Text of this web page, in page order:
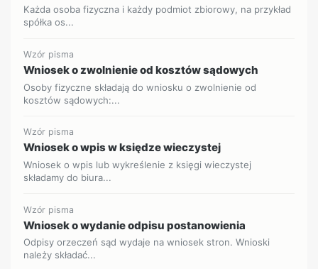
Każda osoba fizyczna i każdy podmiot zbiorowy, na przykład
spółka os...
Wzór pisma
Wniosek o zwolnienie od kosztów sądowych
Osoby fizyczne składają do wniosku o zwolnienie od
kosztów sądowych:...
Wzór pisma
Wniosek o wpis w księdze wieczystej
Wniosek o wpis lub wykreślenie z księgi wieczystej
składamy do biura...
Wzór pisma
Wniosek o wydanie odpisu postanowienia
Odpisy orzeczeń sąd wydaje na wniosek stron. Wnioski
należy składać...